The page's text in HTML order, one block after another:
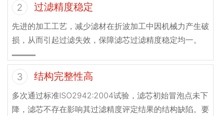
2 过滤精度稳定
先进的加工工艺，减少滤材在折波加工中因机械力产生破
损，从而引起过滤失效，保障滤芯过滤精度稳定均一。
3 结构完整性高
多次通过标准ISO2942:2004试验，滤芯初始冒泡点未下
降，滤芯不存在影响其过滤精度评定结果的结构缺陷。要